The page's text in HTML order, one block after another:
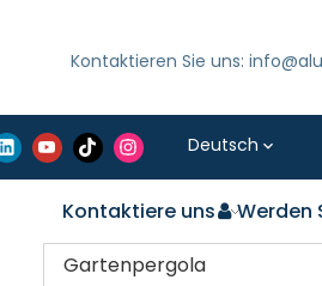
Kontaktieren Sie uns:
Deutsch
Kontaktiere uns Werden
Gartenpergola